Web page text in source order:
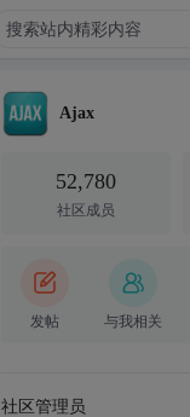
Ajax
52,780
社区成员
发帖 与我相关
社区管理员